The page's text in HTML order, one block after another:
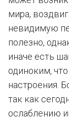
мира,
невидимую
полезно,
иначе есть
одиноким,
настроения.
так как
ослаблению